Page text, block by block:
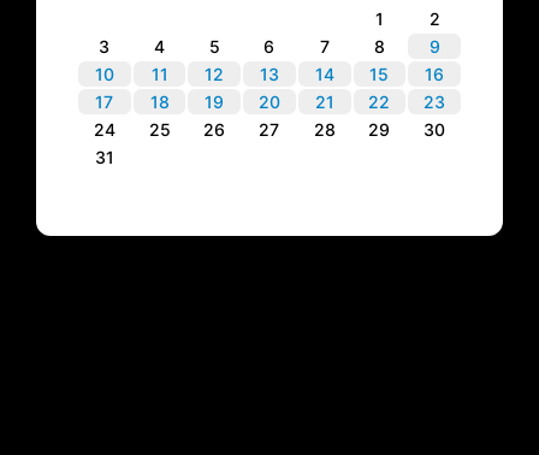
1
2
3
4 5 6 7 8
9
10
11 12 13 14 15
16
17
18 19 20 21 22
23
24
25 26 27 28 29
30
31